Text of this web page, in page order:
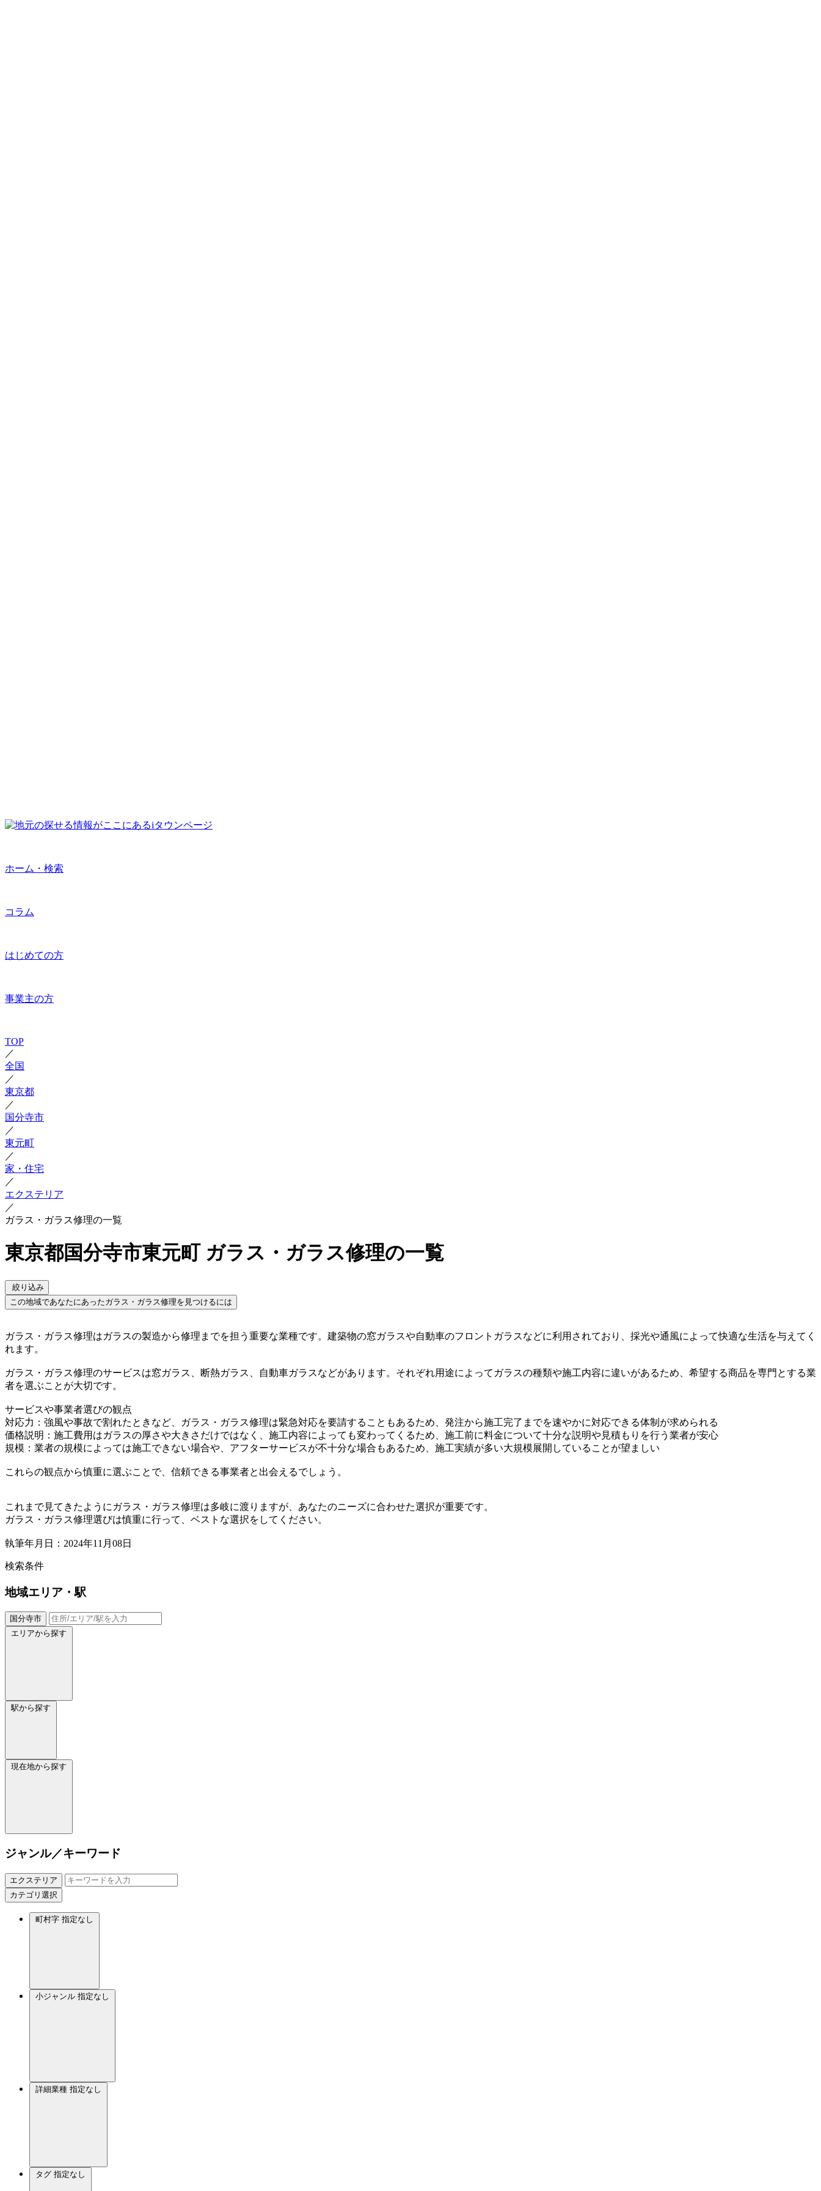
ホーム・検索
コラム
はじめての方
事業主の方
TOP
／
全国
／
東京都
／
国分寺市
／
東元町
／
家・住宅
／
エクステリア
／
ガラス・ガラス修理の一覧
東京都国分寺市東元町 ガラス・ガラス修理の一覧
絞り込み
この地域であなたにあったガラス・ガラス修理を見つけるには
ガラス・ガラス修理はガラスの製造から修理までを担う重要な業種です。建築物の窓ガラスや自動車のフロントガラスなどに利用されており、採光や通風によって快適な生活を与えてく
れます。
ガラス・ガラス修理のサービスは窓ガラス、断熱ガラス、自動車ガラスなどがあります。それぞれ用途によってガラスの種類や施工内容に違いがあるため、希望する商品を専門とする業
者を選ぶことが大切です。
サービスや事業者選びの観点
対応力：強風や事故で割れたときなど、ガラス・ガラス修理は緊急対応を要請することもあるため、発注から施工完了までを速やかに対応できる体制が求められる
価格説明：施工費用はガラスの厚さや大きさだけではなく、施工内容によっても変わってくるため、施工前に料金について十分な説明や見積もりを行う業者が安心
規模：業者の規模によっては施工できない場合や、アフターサービスが不十分な場合もあるため、施工実績が多い大規模展開していることが望ましい
これらの観点から慎重に選ぶことで、信頼できる事業者と出会えるでしょう。
これまで見てきたようにガラス・ガラス修理は多岐に渡りますが、あなたのニーズに合わせた選択が重要です。
ガラス・ガラス修理選びは慎重に行って、ベストな選択をしてください。
執筆年月日：2024年11月08日
検索条件
地域エリア・駅
国分寺市
エリアから探す
駅から探す
現在地から探す
ジャンル／キーワード
エクステリア
カテゴリ選択
町村字 指定なし
小ジャンル 指定なし
詳細業種 指定なし
タグ 指定なし